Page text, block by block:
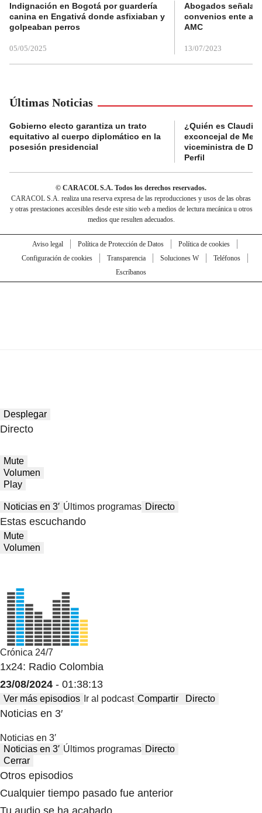
Indignación en Bogotá por guardería
canina en Engativá donde asfixiaban y
golpeaban perros
05/05/2025
Abogados
convenios ente
AMC
13/07/2023
Últimas Noticias
Gobierno electo garantiza un trato
equitativo al cuerpo diplomático en la
posesión presidencial
¿Quién es Claudia
exconcejal de
viceministra de
Perfil
© CARACOL S.A. Todos los derechos reservados.
CARACOL S.A. realiza una reserva expresa de las reproducciones y usos de las obras
y otras prestaciones accesibles desde este sitio web a medios de lectura mecánica u otros
medios que resulten adecuados.
Aviso legal Política de Protección de Datos
Política de cookies
Configuración de cookies
Transparencia Soluciones W
Teléfonos
Escríbanos
Desplegar
Directo
Mute
Volumen
Play
Noticias en 3′ Últimos programas Directo
Estas escuchando
Mute
Volumen
Crónica 24/7
1x24: Radio Colombia
23/08/2024 - 01:38:13
Ver más episodios Ir al podcast Compartir Directo
Noticias en 3′
Noticias en 3′
Noticias en 3′ Últimos programas Directo
Cerrar
Otros episodios
Cualquier tiempo pasado fue anterior